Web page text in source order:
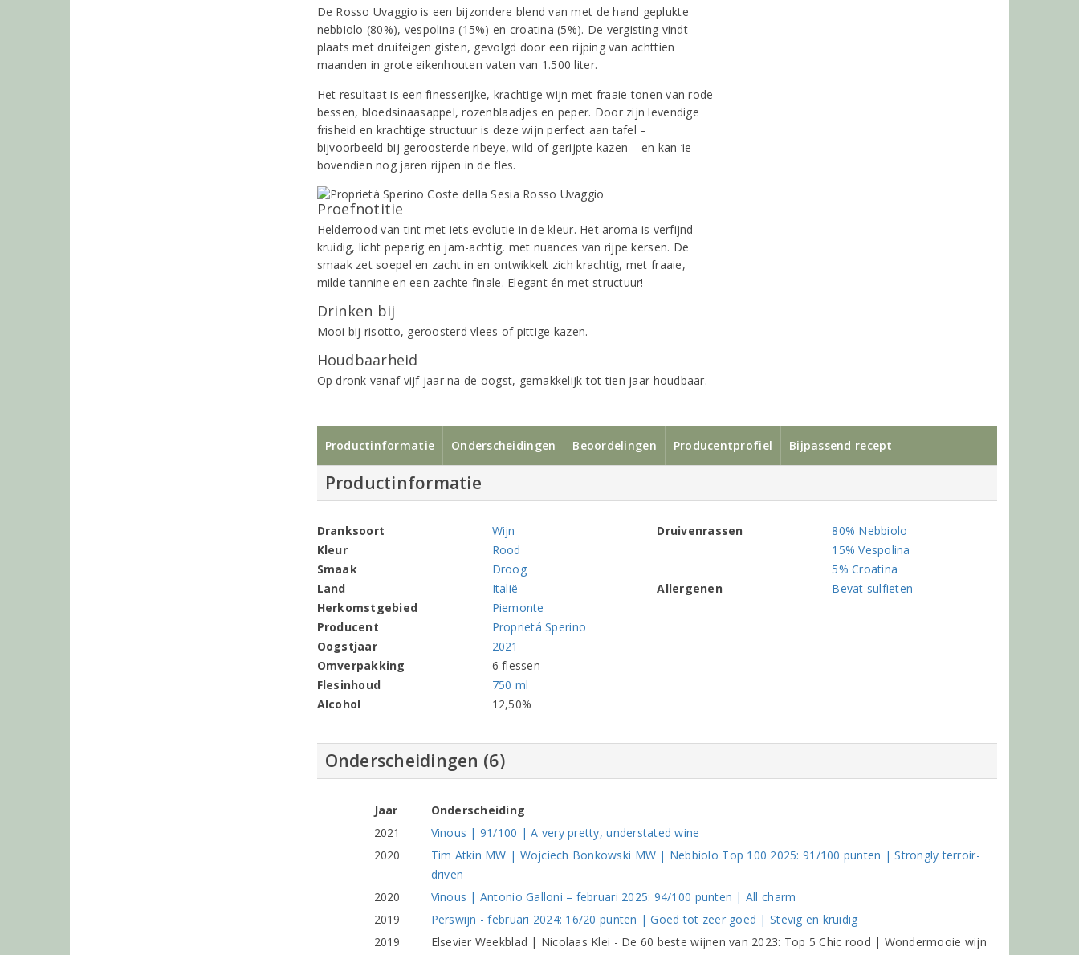
De Rosso Uvaggio is een bijzondere blend van met de hand geplukte
nebbiolo (80%), vespolina (15%) en croatina (5%). De vergisting vindt
plaats met druifeigen gisten, gevolgd door een rijping van achttien
maanden in grote eikenhouten vaten van 1.500 liter.
Het resultaat is een finesserijke, krachtige wijn met fraaie tonen van rode
bessen, bloedsinaasappel, rozenblaadjes en peper. Door zijn levendige
frisheid en krachtige structuur is deze wijn perfect aan tafel –
bijvoorbeeld bij geroosterde ribeye, wild of gerijpte kazen – en kan ‘ie
bovendien nog jaren rijpen in de fles.
Proefnotitie
Helderrood van tint met iets evolutie in de kleur. Het aroma is verfijnd
kruidig, licht peperig en jam-achtig, met nuances van rijpe kersen. De
smaak zet soepel en zacht in en ontwikkelt zich krachtig, met fraaie,
milde tannine en een zachte finale. Elegant én met structuur!
Drinken bij
Mooi bij risotto, geroosterd vlees of pittige kazen.
Houdbaarheid
Op dronk vanaf vijf jaar na de oogst, gemakkelijk tot tien jaar houdbaar.
Productinformatie Onderscheidingen Beoordelingen Producentprofiel Bijpassend recept
Productinformatie
Dranksoort
Wijn
Kleur
Rood
Smaak
Droog
Land
Italië
Herkomstgebied
Piemonte
Producent
Proprietá Sperino
Oogstjaar
2021
Omverpakking
6 flessen
Flesinhoud
750 ml
Alcohol
12,50%
Druivenrassen
80% Nebbiolo
15% Vespolina
5% Croatina
Allergenen
Bevat sulfieten
Onderscheidingen (6)
Jaar
Onderscheiding
2021
Vinous | 91/100 | A very pretty, understated wine
2020
Tim Atkin MW | Wojciech Bonkowski MW | Nebbiolo Top 100 2025: 91/100 punten | Strongly terroir-
driven
2020
Vinous | Antonio Galloni – februari 2025: 94/100 punten | All charm
2019
Perswijn - februari 2024: 16/20 punten | Goed tot zeer goed | Stevig en kruidig
2019
Elsevier Weekblad | Nicolaas Klei - De 60 beste wijnen van 2023: Top 5 Chic rood | Wondermooie wijn